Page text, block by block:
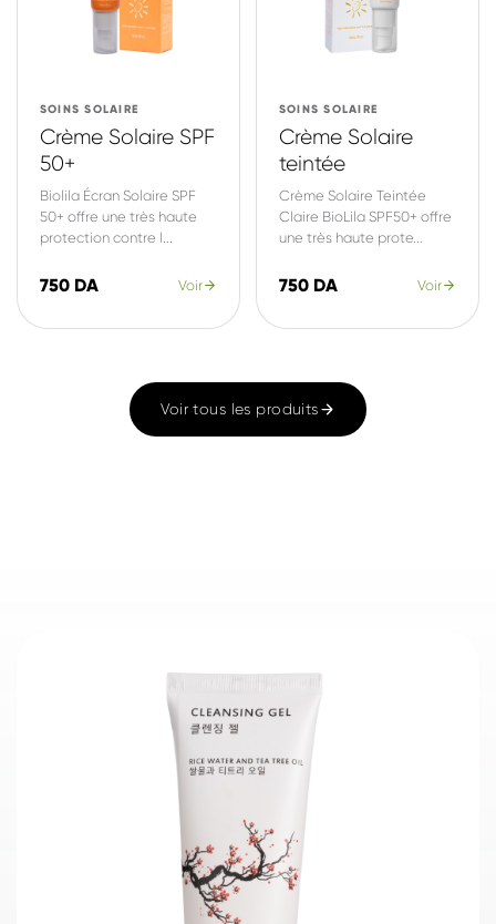
SOINS SOLAIRE
Crème Solaire SPF
50+
Biolila Écran Solaire SPF
50+ offre une très haute
protection contre l...
750 DA Voir
SOINS SOLAIRE
Crème Solaire
teintée
Crème Solaire Teintée
Claire BioLila SPF50+ offre
une très haute prote...
750 DA Voir
Voir tous les produits